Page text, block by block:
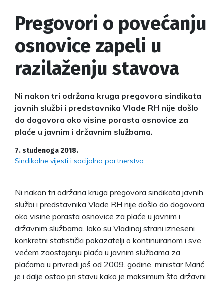
Pregovori o povećanju
osnovice zapeli u
razilaženju stavova
Ni nakon tri održana kruga pregovora sindikata
javnih službi i predstavnika Vlade RH nije došlo
do dogovora oko visine porasta osnovice za
plaće u javnim i državnim službama.
7. studenoga 2018.
Sindikalne vijesti i socijalno partnerstvo
Ni nakon tri održana kruga pregovora sindikata javnih
službi i predstavnika Vlade RH nije došlo do dogovora
oko visine porasta osnovice za plaće u javnim i
državnim službama. Iako su Vladinoj strani izneseni
konkretni statistički pokazatelji o kontinuiranom i sve
većem zaostajanju plaća u javnim službama za
plaćama u privredi još od 2009. godine, ministar Marić
je i dalje ostao pri stavu kako je maksimum što državni